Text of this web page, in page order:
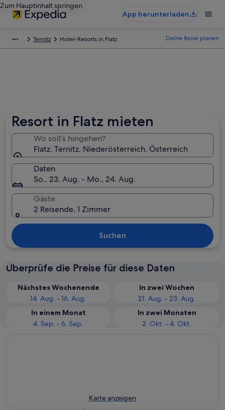
Zum Hauptinhalt springen
App herunterladen
Ternitz Hotel-Resorts in Flatz Deine Reise planen
Resort in Flatz mieten
Wo soll’s hingehen?
Flatz, Ternitz, Niederösterreich, Österreich
Daten
So., 23. Aug. - Mo., 24. Aug.
Gäste
2 Reisende, 1 Zimmer
Suchen
Überprüfe die Preise für diese Daten
Nächstes Wochenende
14. Aug. - 16. Aug.
In zwei Wochen
21. Aug. - 23. Aug.
In einem Monat
4. Sep. - 6. Sep.
In zwei Monaten
2. Okt. - 4. Okt.
Karte anzeigen